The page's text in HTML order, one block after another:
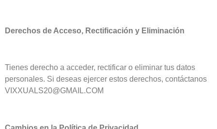
Derechos de Acceso, Rectificación y Eliminación
Tienes derecho a acceder, rectificar o eliminar tus datos
personales. Si deseas ejercer estos derechos, contáctanos
VIXXUALS20@GMAIL.COM